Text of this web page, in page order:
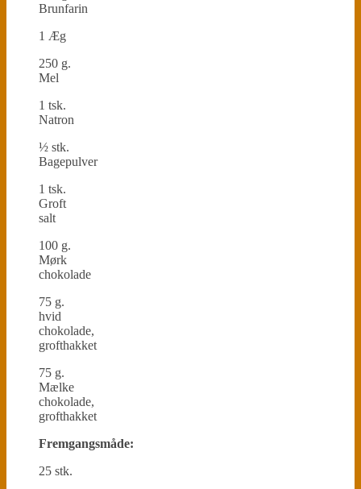
Brunfarin
1 Æg
250 g.
Mel
1 tsk.
Natron
½ stk.
Bagepulver
1 tsk.
Groft
salt
100 g.
Mørk
chokolade
75 g.
hvid
chokolade,
grofthakket
75 g.
Mælke
chokolade,
grofthakket
Fremgangsmåde:
25 stk.